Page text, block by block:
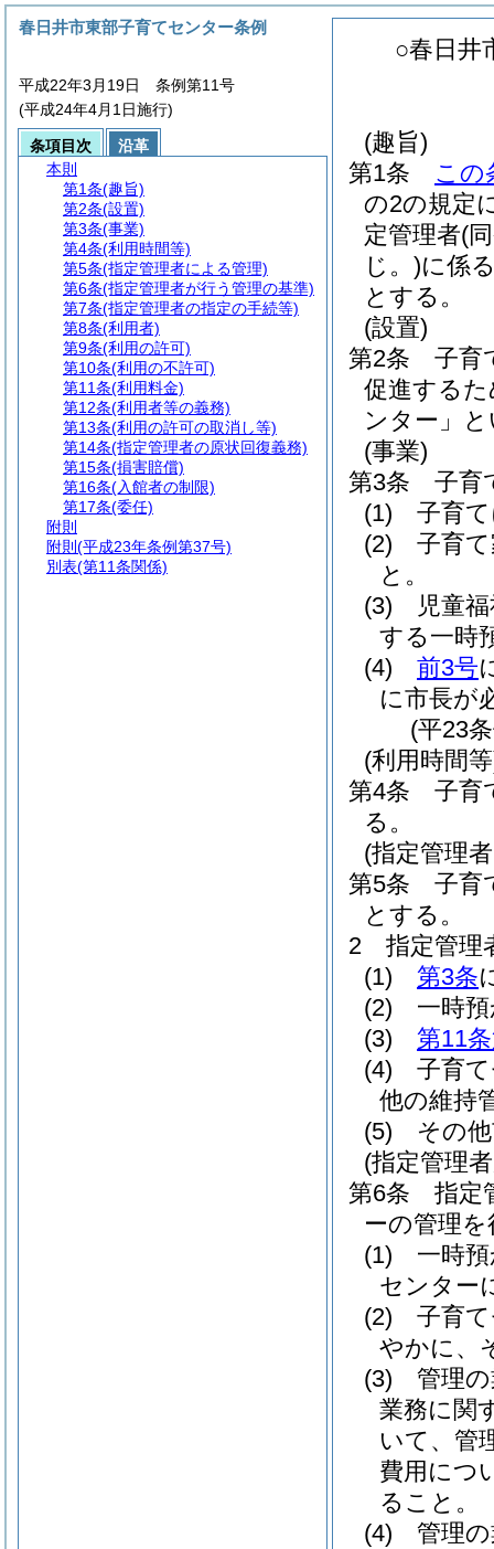
○春日井
(趣旨)
第1条
この
の2の規定
定管理者(
じ。)に係
とする。
(設置)
第2条
子育
促進する
ンター」
(事業)
第3条
子育
(1)
子育
(2)
子育
と。
(3)
児童
する一時
(4)
前3号
に市長が
(平23
(利用時間
第4条
子育
る。
(指定管理
第5条
子育
とする。
2
指定管理
(1)
第3条
(2)
一時
(3)
第11
(4)
子育
他の維持
(5)
その
(指定管理
第6条
指定
ーの管理
(1)
一時
センター
(2)
子育
やかに、
(3)
管理
業務に関
いて、管
費用につ
ること。
(4)
管理
春日井市東部子育てセンター条例
平成22年3月19日 条例第11号
(平成24年4月1日施行)
条項目次
沿革
本則
第1条(趣旨)
第2条(設置)
第3条(事業)
第4条(利用時間等)
第5条(指定管理者による管理)
第6条(指定管理者が行う管理の基準)
第7条(指定管理者の指定の手続等)
第8条(利用者)
第9条(利用の許可)
第10条(利用の不許可)
第11条(利用料金)
第12条(利用者等の義務)
第13条(利用の許可の取消し等)
第14条(指定管理者の原状回復義務)
第15条(損害賠償)
第16条(入館者の制限)
第17条(委任)
附則
附則 (平成23年条例第37号)
別表(第11条関係)